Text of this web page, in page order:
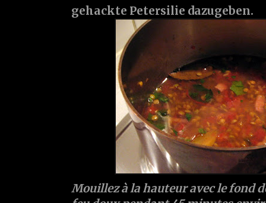
gehackte Petersilie dazugeben.
Mouillez à la hauteur avec le fond